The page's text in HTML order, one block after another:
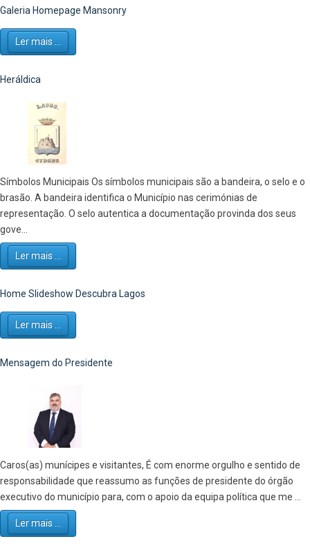
Galeria Homepage Mansonry
Ler mais ...
Heráldica
Símbolos Municipais Os símbolos municipais são a bandeira, o selo e o
brasão. A bandeira identifica o Município nas cerimónias de
representação. O selo autentica a documentação provinda dos seus
gove...
Ler mais ...
Home Slideshow Descubra Lagos
Ler mais ...
Mensagem do Presidente
Caros(as) munícipes e visitantes, É com enorme orgulho e sentido de
responsabilidade que reassumo as funções de presidente do órgão
executivo do município para, com o apoio da equipa política que me ...
Ler mais ...